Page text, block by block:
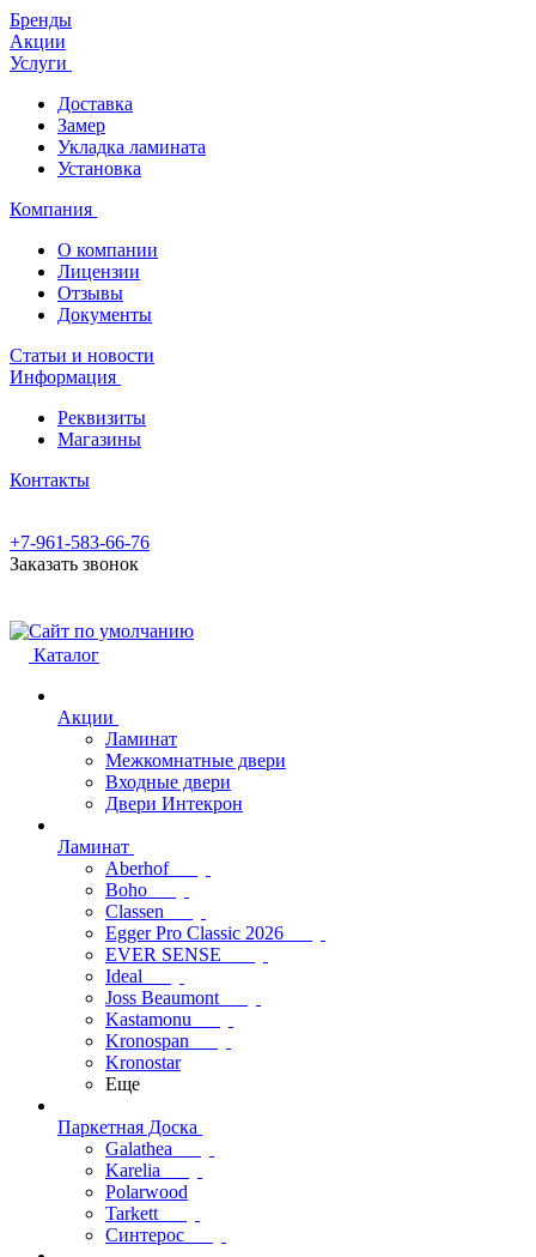
Бренды
Акции
Услуги
Доставка
Замер
Укладка ламината
Установка
Компания
О компании
Лицензии
Отзывы
Документы
Статьи и новости
Информация
Реквизиты
Магазины
Контакты
+7-961-583-66-76
Заказать звонок
Каталог
Акции
Ламинат
Межкомнатные двери
Входные двери
Двери Интекрон
Ламинат
Aberhof
Boho
Classen
Egger Pro Classic 2026
EVER SENSE
Ideal
Joss Beaumont
Kastamonu
Kronospan
Kronostar
Еще
Паркетная Доска
Galathea
Karelia
Polarwood
Tarkett
Синтерос